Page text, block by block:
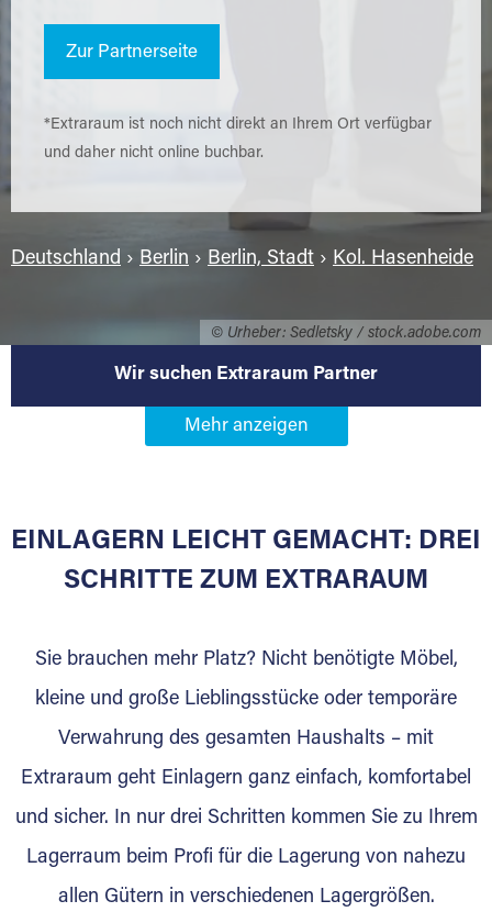
© Urheber: Sedletsky / stock.adobe.com
Zur Partnerseite
*Extraraum ist noch nicht direkt an Ihrem Ort verfügbar
und daher nicht online buchbar.
Deutschland › Berlin › Berlin, Stadt › Kol. Hasenheide
Wir suchen Extraraum Partner
Werden Sie Extraraum Partner in
Sie bieten Kunden Lagerraum zur Miete, der
für die Einlagerung von Umzugsgut gebaut
Lagerkunden und Vermietungen.
Ihre Vorteile als Extraraum Partner:
Marktgerechte Preise
Digitale Buchungsplattform
Gewinnung von Neukunden
Nachricht.
EINLAGERN LEICHT GEMACHT: DREI
SCHRITTE ZUM EXTRARAUM
Sie brauchen mehr Platz? Nicht benötigte Möbel,
kleine und große Lieblingsstücke oder temporäre
Verwahrung des gesamten Haushalts – mit
Extraraum geht Einlagern ganz einfach, komfortabel
und sicher. In nur drei Schritten kommen Sie zu Ihrem
Lagerraum beim Profi für die Lagerung von nahezu
allen Gütern in verschiedenen Lagergrößen.